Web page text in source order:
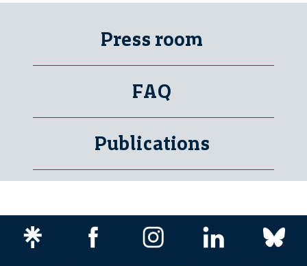
Press room
FAQ
Publications